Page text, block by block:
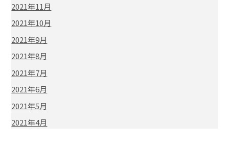
2021年11月
2021年10月
2021年9月
2021年8月
2021年7月
2021年6月
2021年5月
2021年4月